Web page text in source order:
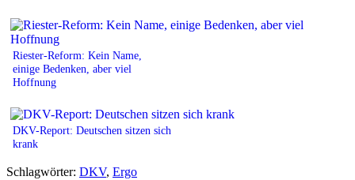
Riester-Reform: Kein Name,
einige Bedenken, aber viel
Hoffnung
DKV-Report: Deutschen sitzen sich
krank
Schlagwörter: DKV, Ergo